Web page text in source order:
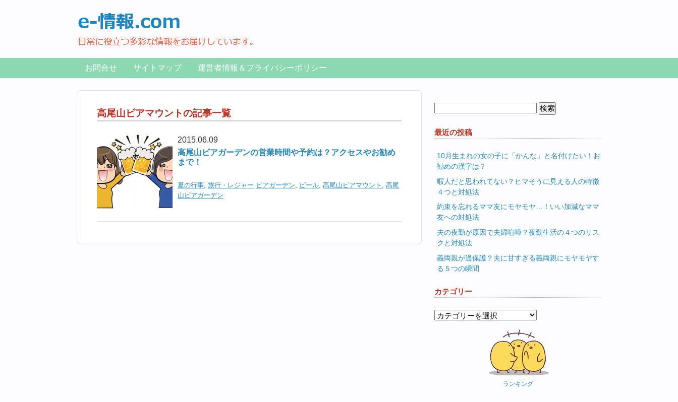
お問合せ サイトマップ 運営者情報＆プライバシーポリシー
高尾山ビアマウントの記事一覧
2015.06.09
高尾山ビアガーデンの営業時間や予約は？アクセスやお勧め
まで！
夏の行事, 旅行・レジャー ビアガーデン, ビール, 高尾山ビアマウント , 高尾
山ビアガーデン
最近の投稿
10月生まれの女の子に「かんな」と名付けたい！お
勧めの漢字は？
暇人だと思われてない？ヒマそうに見える人の特徴
４つと対処法
約束を忘れるママ友にモヤモヤ…！いい加減なママ
友への対処法
夫の夜勤が原因で夫婦喧嘩？夜勤生活の４つのリス
クと対処法
義両親が過保護？夫に甘すぎる義両親にモヤモヤす
る５つの瞬間
カテゴリー
カ
ランキング